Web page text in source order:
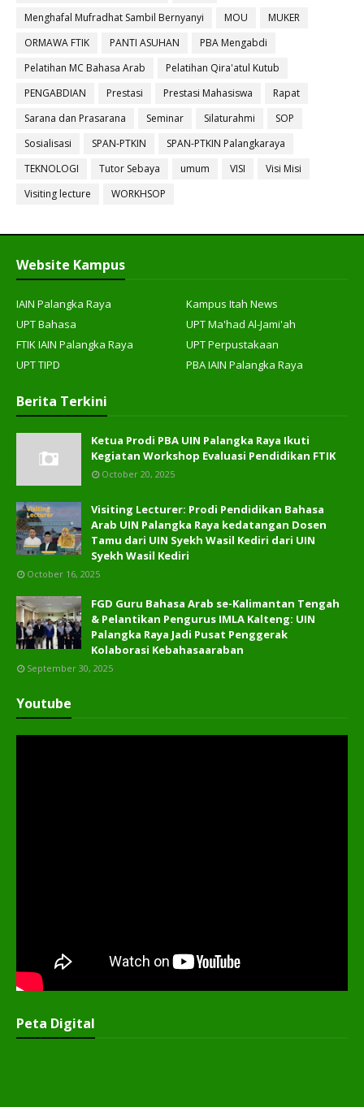
Menghafal Mufradhat Sambil Bernyanyi
MOU
MUKER
ORMAWA FTIK
PANTI ASUHAN
PBA Mengabdi
Pelatihan MC Bahasa Arab
Pelatihan Qira'atul Kutub
PENGABDIAN
Prestasi Prestasi Mahasiswa
Rapat
Sarana dan Prasarana
Seminar Silaturahmi
SOP
Sosialisasi
SPAN-PTKIN
SPAN-PTKIN Palangkaraya
TEKNOLOGI
Tutor Sebaya umum VISI
Visi Misi
Visiting lecture
WORKHSOP
Website Kampus
IAIN Palangka Raya
Kampus Itah News
UPT Bahasa
UPT Ma'had Al-Jami'ah
FTIK IAIN Palangka Raya
UPT Perpustakaan
UPT TIPD
PBA IAIN Palangka Raya
Berita Terkini
Ketua Prodi PBA UIN Palangka Raya Ikuti
Kegiatan Workshop Evaluasi Pendidikan FTIK
October 20, 2025
Visiting Lecturer: Prodi Pendidikan Bahasa
Arab UIN Palangka Raya kedatangan Dosen
Tamu dari UIN Syekh Wasil Kediri dari UIN
Syekh Wasil Kediri
October 16, 2025
FGD Guru Bahasa Arab se-Kalimantan Tengah
& Pelantikan Pengurus IMLA Kalteng: UIN
Palangka Raya Jadi Pusat Penggerak
Kolaborasi Kebahasaaraban
September 30, 2025
Youtube
Peta Digital